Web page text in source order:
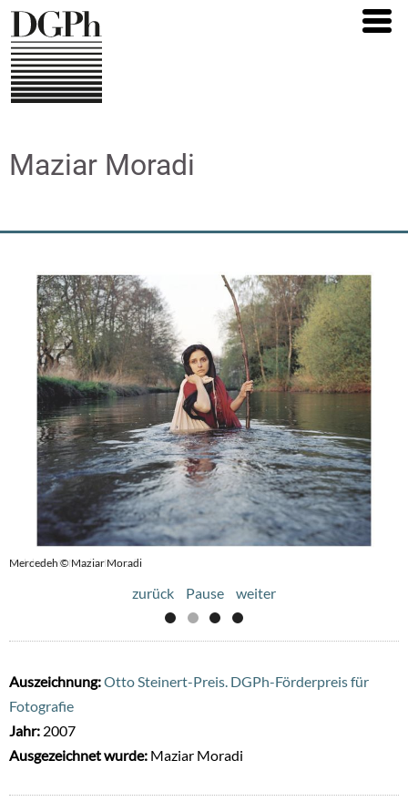
Direkt
zum
Inhalt
Maziar Moradi
Mercedeh © Maziar Moradi
Dulehane © Maziar Moradi
zurück Pause weiter
Auszeichnung:Otto Steinert-Preis. DGPh-Förderpreis für
Fotografie
Jahr: 2007
Ausgezeichnet wurde: Maziar Moradi